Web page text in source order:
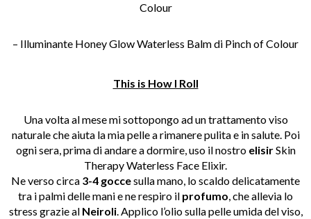
Colour
– Illuminante Honey Glow Waterless Balm di Pinch of Colour
This is How I Roll
Una volta al mese mi sottopongo ad un trattamento viso
naturale che aiuta la mia pelle a rimanere pulita e in salute. Poi
ogni sera, prima di andare a dormire, uso il nostro elisirSkin
Therapy Waterless Face Elixir.
Ne verso circa 3-4 goccesulla mano, lo scaldo delicatamente
tra i palmi delle mani e ne respiro il profumo, che allevia lo
stress grazie al Neiroli. Applico l’olio sulla pelle umida del viso,